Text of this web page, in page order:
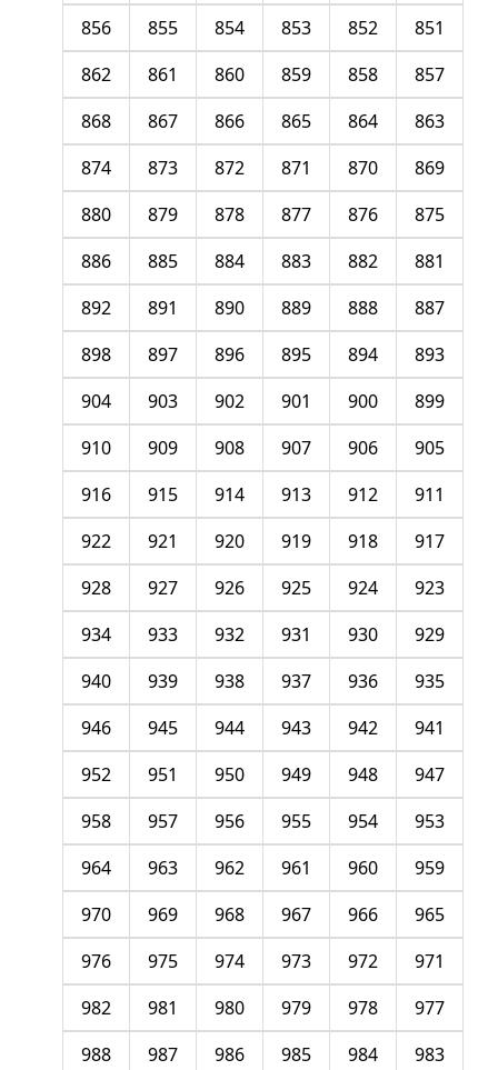
851
852
853
854
855
856
857
858
859
860
861
862
863
864
865
866
867
868
869
870
871
872
873
874
875
876
877
878
879
880
881
882
883
884
885
886
887
888
889
890
891
892
893
894
895
896
897
898
899
900
901
902
903
904
905
906
907
908
909
910
911
912
913
914
915
916
917
918
919
920
921
922
923
924
925
926
927
928
929
930
931
932
933
934
935
936
937
938
939
940
941
942
943
944
945
946
947
948
949
950
951
952
953
954
955
956
957
958
959
960
961
962
963
964
965
966
967
968
969
970
971
972
973
974
975
976
977
978
979
980
981
982
983
984
985
986
987
988